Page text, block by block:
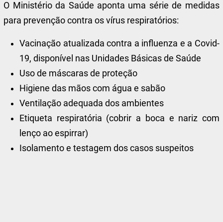
O Ministério da Saúde aponta uma série de medidas
para prevenção contra os vírus respiratórios:
Vacinação atualizada contra a influenza e a Covid-
19, disponível nas Unidades Básicas de Saúde
Uso de máscaras de proteção
Higiene das mãos com água e sabão
Ventilação adequada dos ambientes
Etiqueta respiratória (cobrir a boca e nariz com
lenço ao espirrar)
Isolamento e testagem dos casos suspeitos